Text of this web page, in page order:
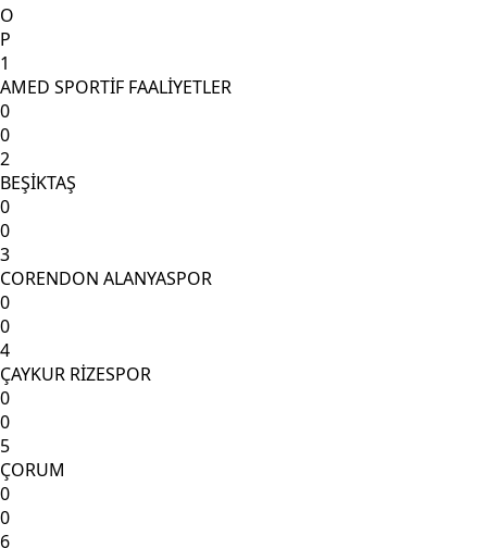
O
P
1
AMED SPORTİF FAALİYETLER
0
0
2
BEŞİKTAŞ
0
0
3
CORENDON ALANYASPOR
0
0
4
ÇAYKUR RİZESPOR
0
0
5
ÇORUM
0
0
6